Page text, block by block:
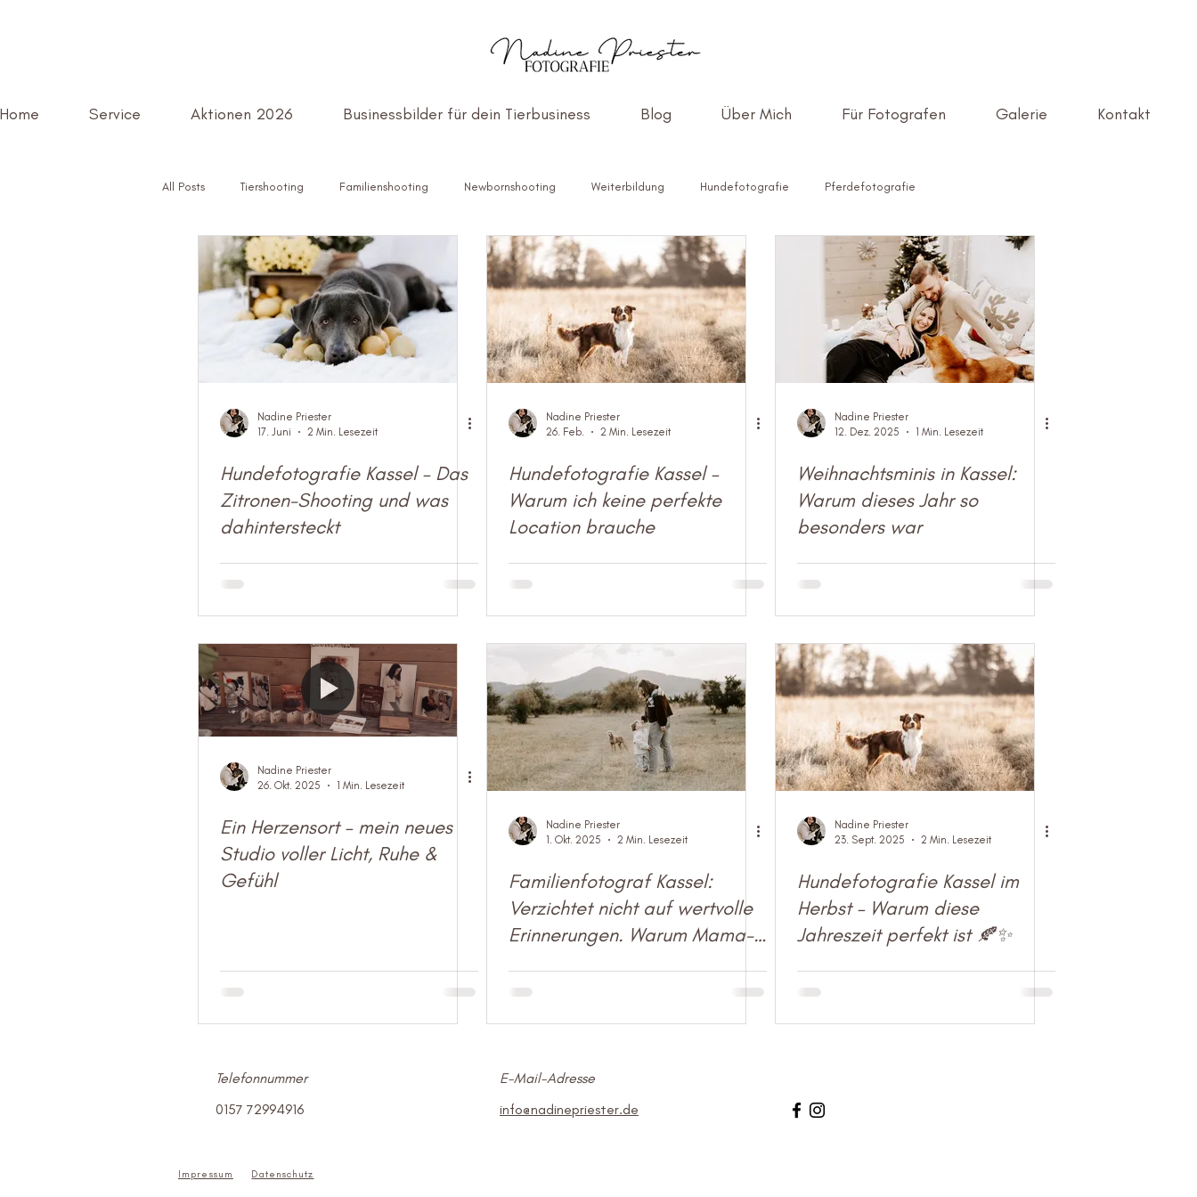
Service Aktionen 2026 Businessbilder für dein Tierbusiness Blog Über Mich Für Fotografen Galerie Kontakt
All Posts Tiershooting Familienshooting Newbornshooting Weiterbildung Hundefotografie Pferdefotografie
Paarshooting Fotostudio Kassel
Nadine Priester
17. Juni
2 Min. Lesezeit
Hundefotografie Kassel – Das
Zitronen-Shooting und was
dahintersteckt
Nadine Priester
26. Feb.
2 Min. Lesezeit
Hundefotografie Kassel –
Warum ich keine perfekte
Location brauche
Nadine Priester
12. Dez. 2025
1 Min. Lesezeit
Weihnachtsminis in Kassel:
Warum dieses Jahr so
besonders war
Nadine Priester
26. Okt. 2025
1 Min. Lesezeit
Ein Herzensort – mein neues
Studio voller Licht, Ruhe &
Gefühl
Nadine Priester
1. Okt. 2025
2 Min. Lesezeit
Familienfotograf Kassel:
Verzichtet nicht auf wertvolle
Erinnerungen. Warum Mama-
auch wenn Papa nicht mit
Nadine Priester
23. Sept. 2025
2 Min. Lesezeit
Hundefotografie Kassel im
Herbst – Warum diese
Jahreszeit perfekt ist 🍂✨
Telefonnummer
0157 72994916
E-Mail-Adresse
info@nadinepriester.de
Impressum Datenschutz